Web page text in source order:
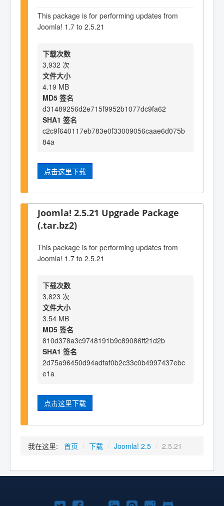
This package is for performing updates from
Joomla! 1.7 to 2.5.21
下载次数
3,932 次
文件大小
4.19 MB
MD5 签名
d31489256d2e715f9952b1077dc9fa62
SHA1 签名
c2c9f640117eb783e0f33009056caae6d075b
84a
点击这里下载
Joomla! 2.5.21 Upgrade Package
(.tar.bz2)
This package is for performing updates from
Joomla! 1.7 to 2.5.21
下载次数
3,823 次
文件大小
3.54 MB
MD5 签名
810d378a3c9748191b9c89086ff21d2b
SHA1 签名
2d75a96450d94adfaf0b2c33c0b4997437ebc
e1a
点击这里下载
我在这里: 首页 / 下载 / Joomla! 2.5 / 2.5.21